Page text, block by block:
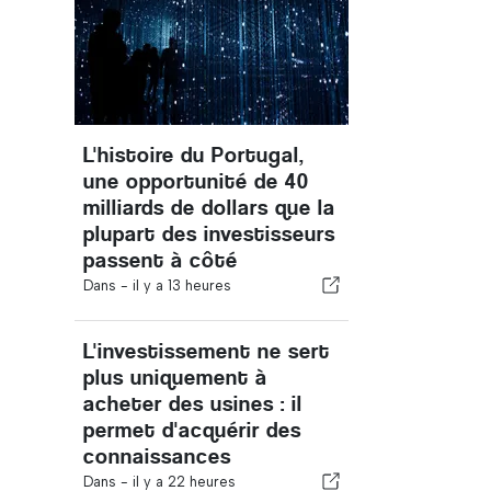
L'histoire du Portugal,
une opportunité de 40
milliards de dollars que la
plupart des investisseurs
passent à côté
Dans - il y a 13 heures
L'investissement ne sert
plus uniquement à
acheter des usines : il
permet d'acquérir des
connaissances
Dans - il y a 22 heures